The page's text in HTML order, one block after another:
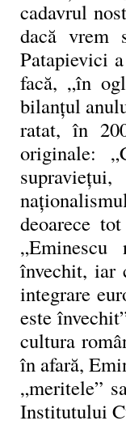
cadavrul
dacă vrem
Patapievici
facă, „în
bilanțul
ratat, în
originale:
deoarece
învechit, iar
integrare
este
cultura
în afară,
„meritele”
Institutului